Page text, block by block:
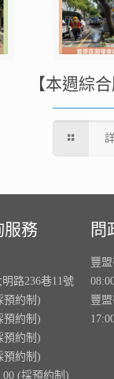
【本週綜合
服務
路236巷11號
預約制)
預約制)
預約制)
預約制)
00 (採預約制)
問
豐
豐